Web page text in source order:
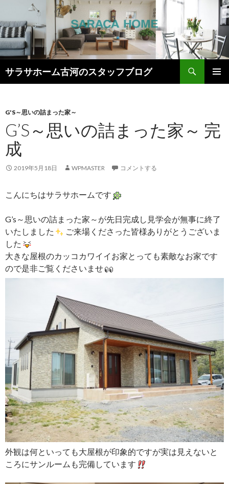
サラサホーム古河のスタッフブログ
索
ン
ツ
へ
ス
キ
ッ
G'S～思いの詰まった家～
G’S～思いの詰まった家～ 完
成
2019年5月18日 WPMASTER コメントする
こんにちはサラサホームです
G’s～思いの詰まった家～が先日完成し見学会が無事に終了
いたしました
ご来場くださった皆様ありがとうございま
した
大きな屋根のカッコカワイイお家とっても素敵なお家です
ので是非ご覧くださいませ
外観は何といっても大屋根が印象的ですが実は見えないと
ころにサンルームも完備しています